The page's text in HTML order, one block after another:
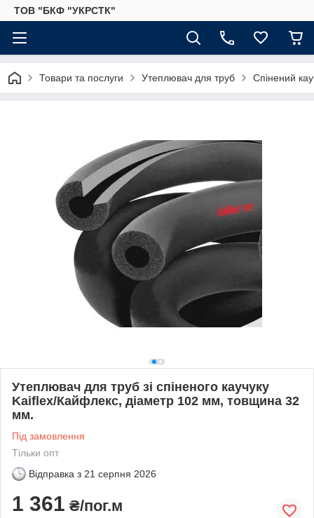
ТОВ "БКФ "УКРСТК"
Товари та послуги Утеплювач для труб Спінений
Утеплювач для труб зі спіненого каучуку
Kaiflex/Кайфлекс, діаметр 102 мм, товщина 32
мм.
Під замовлення
Тільки опт
Відправка з 21 серпня 2026
1 361 ₴/пог.м